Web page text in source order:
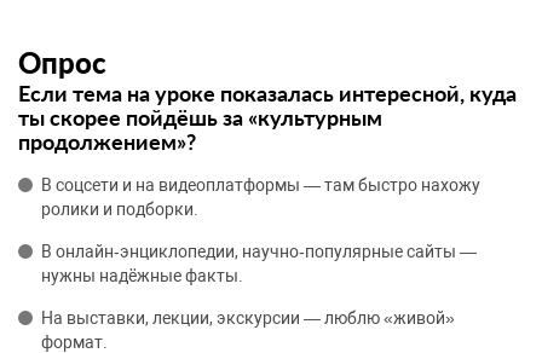
Опрос
Если тема на уроке показалась интересной, куда
ты скорее пойдёшь за «культурным
продолжением»?
В соцсети и на видеоплатформы — там быстро нахожу
ролики и подборки.
В онлайн‑энциклопедии, научно‑популярные сайты —
нужны надёжные факты.
На выставки, лекции, экскурсии — люблю «живой»
формат.